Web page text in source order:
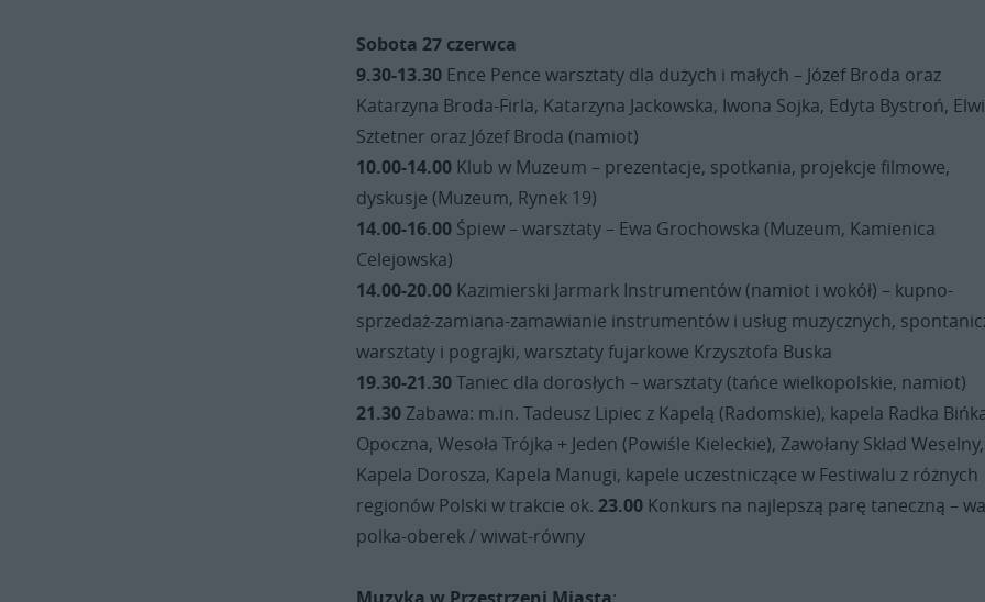
Sobota 27 czerwca
9.30-13.30 Ence Pence warsztaty dla dużych i małych – Józef Broda oraz
Katarzyna Broda-Firla, Katarzyna Jackowska, Iwona Sojka, Edyta Bystroń,
Sztetner oraz Józef Broda (namiot)
10.00-14.00 Klub w Muzeum – prezentacje, spotkania, projekcje filmowe,
dyskusje (Muzeum, Rynek 19)
14.00-16.00 Śpiew – warsztaty – Ewa Grochowska (Muzeum, Kamienica
Celejowska)
14.00-20.00 Kazimierski Jarmark Instrumentów (namiot i wokół) – kupno-
sprzedaż-zamiana-zamawianie instrumentów i usług muzycznych,
warsztaty i pograjki, warsztaty fujarkowe Krzysztofa Buska
19.30-21.30Taniec dla dorosłych – warsztaty (tańce wielkopolskie, namiot)
21.30 Zabawa: m.in. Tadeusz Lipiec z Kapelą (Radomskie), kapela Radka
Opoczna, Wesoła Trójka + Jeden (Powiśle Kieleckie), Zawołany Skład Weselny,
Kapela Dorosza, Kapela Manugi, kapele uczestniczące w Festiwalu z różnych
regionów Polski w trakcie ok. 23.00 Konkurs na najlepszą parę taneczną –
polka-oberek / wiwat-równy